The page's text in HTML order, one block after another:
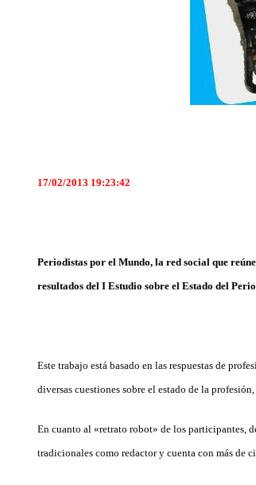
17/02/2013 19:23:42
Periodistas por el Mundo, la red social que
resultados del I Estudio sobre el Estado del
Este trabajo está basado en las respuestas de
diversas cuestiones sobre el estado de la
En cuanto al «retrato robot» de los participantes,
tradicionales como redactor y cuenta con más de